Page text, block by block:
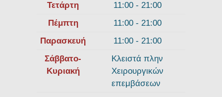
Τετάρτη
11:00 - 21:00
Πέμπτη
11:00 - 21:00
Παρασκευή
11:00 - 21:00
Σάββατο-
Κυριακή
Κλειστά πλην
Χειρουργικών
επεμβάσεων